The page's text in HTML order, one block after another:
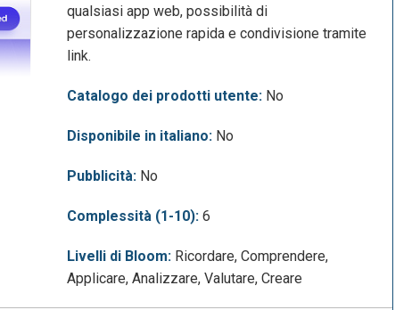
qualsiasi app web, possibilità di
personalizzazione rapida e condivisione tramite
link.
Catalogo dei prodotti utente: No
Disponibile in italiano: No
Pubblicità: No
Complessità (1-10): 6
Livelli di Bloom: Ricordare, Comprendere,
Applicare, Analizzare, Valutare, Creare